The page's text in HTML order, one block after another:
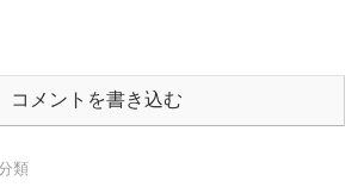
コメントを書き込む
類